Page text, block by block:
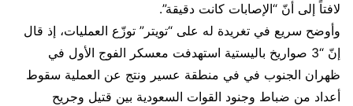
لافتاً إلى أنّ “الإصابات كانت دقيقة”.
وأوضح سريع في تغريدة له على “تويتر” توزّع العمليات، إذ قال
إنّ “3 صواريخ باليستية استهدفت معسكر الفوج الأول في
ظهران الجنوب في في منطقة عسير ونتج عن العملية سقوط
أعداد من ضباط وجنود القوات السعودية بين قتيل وجريح